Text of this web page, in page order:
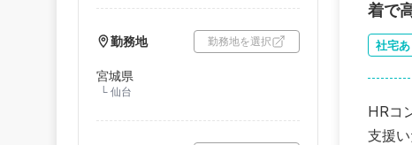
勤務地 勤務地を選択
宮城県
└ 仙台
着で
社宅あ
HRコ
支援